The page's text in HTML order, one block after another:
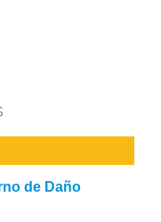
de Daño